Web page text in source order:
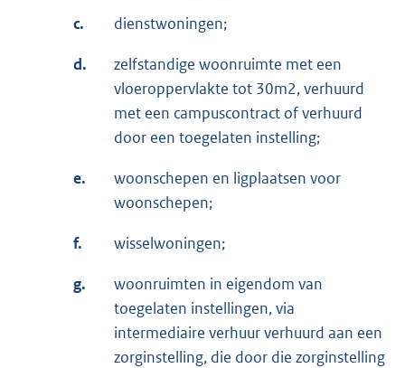
c. dienstwoningen;
d.
zelfstandige woonruimte met een
vloeroppervlakte tot 30m2, verhuurd
met een campuscontract of verhuurd
door een toegelaten instelling;
e.
woonschepen en ligplaatsen voor
woonschepen;
f. wisselwoningen;
g.
woonruimten in eigendom van
toegelaten instellingen, via
intermediaire verhuur verhuurd aan een
zorginstelling, die door die zorginstelling